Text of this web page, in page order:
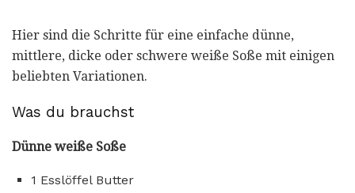
Hier sind die Schritte für eine einfache dünne,
mittlere, dicke oder schwere weiße Soße mit einigen
beliebten Variationen.
Was du brauchst
Dünne weiße Soße
1 Esslöffel Butter